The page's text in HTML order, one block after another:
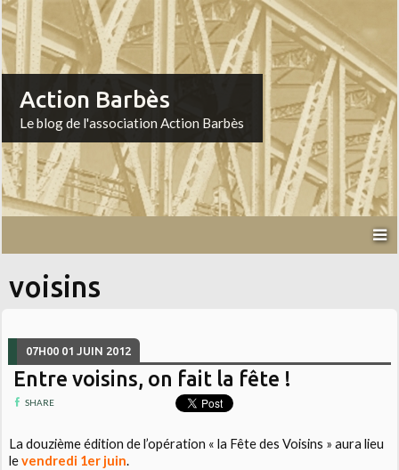
Action Barbès
Le blog de l'association Action Barbès
voisins
07H00 01 JUIN 2012
Entre voisins, on fait la fête !
SHARE
La douzième édition de l’opération « la Fête des Voisins » aura lieu
levendredi 1er juin.